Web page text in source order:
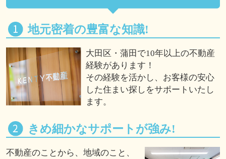
地元密着の豊富な知識!
大田区・蒲田で10年以上の不動産
経験があります！
その経験を活かし、お客様の安心
した住まい探しをサポートいたし
ます。
きめ細かなサポートが強み!
不動産のことから、地域のこと、